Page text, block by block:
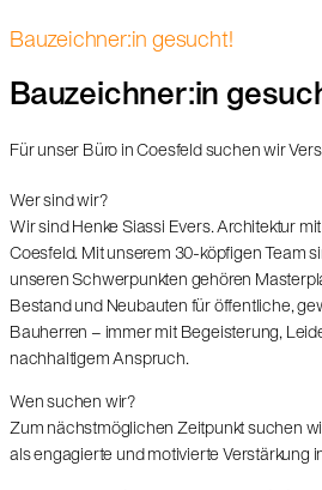
Bauzeichner:in gesucht!
Bauzeichner:in
Für unser Büro in Coesfeld suchen wir
Wer sind wir?
Wir sind Henke Siassi Evers. Architektur
Coesfeld. Mit unserem 30-köpfigen Team
unseren Schwerpunkten gehören
Bestand und Neubauten für öffentliche,
Bauherren – immer mit Begeisterung,
nachhaltigem Anspruch.
Wen suchen wir?
Zum nächstmöglichen Zeitpunkt suchen
als engagierte und motivierte Verstärkung